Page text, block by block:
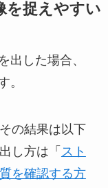
を捉えやすい
出した場合、
。
の結果は以下
し方は「 スト
を確認する方